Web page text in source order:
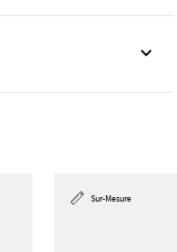
Sur-Mesure